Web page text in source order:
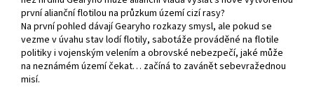
první alianční flotilou na průzkum území cizí rasy?
Na první pohled dávají Gearyho rozkazy smysl, ale pokud se
vezme v úvahu stav lodí flotily, sabotáže prováděné na flotile
politiky i vojenským velením a obrovské nebezpečí, jaké může
na neznámém území čekat… začíná to zavánět sebevražednou
misí.